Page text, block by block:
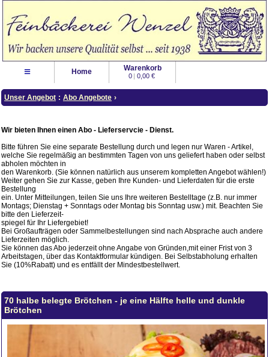
≡ Home Warenkorb
0 | 0,00 €
Unser Angebot : Abo Angebote ›
Wir bieten Ihnen einen Abo - Lieferservcie - Dienst.
Bitte führen Sie eine separate Bestellung durch und legen nur Waren - Artikel,
welche Sie regelmäßig an bestimmten Tagen von uns geliefert haben oder selbst
abholen möchten in
den Warenkorb. (Sie können natürlich aus unserem kompletten Angebot wählen!)
Weiter gehen Sie zur Kasse, geben Ihre Kunden- und Lieferdaten für die erste
Bestellung
ein. Unter Mitteilungen, teilen Sie uns Ihre weiteren Bestelltage (z.B. nur immer
Montags; Dienstag + Sonntags oder Montag bis Sonntag usw.) mit. Beachten Sie
bitte den Lieferzeit-
spiegel für Ihr Liefergebiet!
Bei Großaufträgen oder Sammelbestellungen sind nach Absprache auch andere
Lieferzeiten möglich.
Sie können das Abo jederzeit ohne Angabe von Gründen,mit einer Frist von 3
Arbeitstagen, über das Kontaktformular kündigen. Bei Selbstabholung erhalten
Sie (10%Rabatt) und es entfällt der Mindestbestellwert.
70 halbe belegte Brötchen - je eine Hälfte helle und dunkle
Brötchen